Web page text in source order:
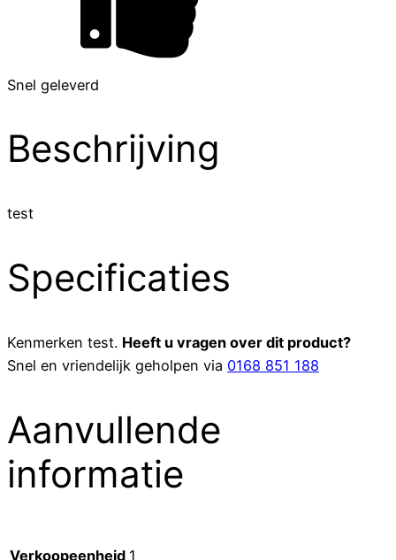
Snel geleverd
Beschrijving
test
Specificaties
Kenmerken test. Heeft u vragen over dit product?
Snel en vriendelijk geholpen via 0168 851 188
Aanvullende
informatie
Verkoopeenheid 1